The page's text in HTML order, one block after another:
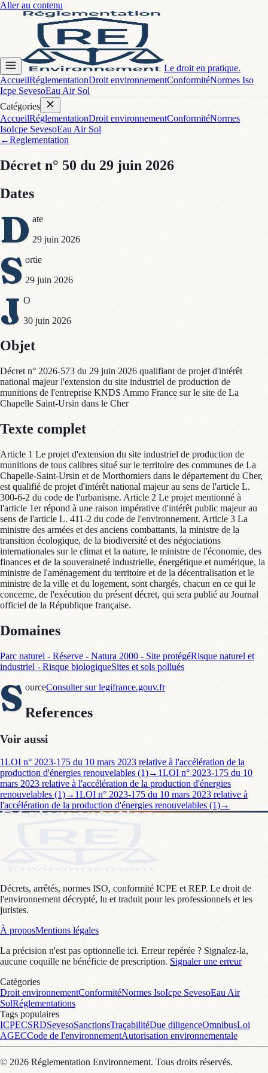
Aller au contenu
Le droit en pratique.
AccueilRéglementationDroit environnementConformitéNormes Iso
Icpe SevesoEau Air Sol
Catégories
AccueilRéglementationDroit environnementConformitéNormes
IsoIcpe SevesoEau Air Sol
←Reglementation
Décret n° 50 du 29 juin 2026
Dates
D ate
29 juin 2026
S ortie
29 juin 2026
J O
30 juin 2026
Objet
Décret n° 2026-573 du 29 juin 2026 qualifiant de projet d'intérêt
national majeur l'extension du site industriel de production de
munitions de l'entreprise KNDS Ammo France sur le site de La
Chapelle Saint-Ursin dans le Cher
Texte complet
Article 1 Le projet d'extension du site industriel de production de
munitions de tous calibres situé sur le territoire des communes de La
Chapelle-Saint-Ursin et de Morthomiers dans le département du Cher,
est qualifié de projet d'intérêt national majeur au sens de l'article L.
300-6-2 du code de l'urbanisme. Article 2 Le projet mentionné à
l'article 1er répond à une raison impérative d'intérêt public majeur au
sens de l'article L. 411-2 du code de l'environnement. Article 3 La
ministre des armées et des anciens combattants, la ministre de la
transition écologique, de la biodiversité et des négociations
internationales sur le climat et la nature, le ministre de l'économie, des
finances et de la souveraineté industrielle, énergétique et numérique, la
ministre de l'aménagement du territoire et de la décentralisation et le
ministre de la ville et du logement, sont chargés, chacun en ce qui le
concerne, de l'exécution du présent décret, qui sera publié au Journal
officiel de la République française.
Domaines
Parc naturel - Réserve - Natura 2000 - Site protégéRisque naturel et
industriel - Risque biologiqueSites et sols pollués
S ourceConsulter sur legifrance.gouv.fr
References
Voir aussi
1LOI n° 2023-175 du 10 mars 2023 relative à l'accélération de la
production d'énergies renouvelables (1)→ 1LOI n° 2023-175 du 10
mars 2023 relative à l'accélération de la production d'énergies
renouvelables (1)→ 1LOI n° 2023-175 du 10 mars 2023 relative à
l'accélération de la production d'énergies renouvelables (1)→
Décrets, arrêtés, normes ISO, conformité ICPE et REP. Le droit de
l'environnement décrypté, lu et traduit pour les professionnels et les
juristes.
À proposMentions légales
La précision n'est pas optionnelle ici. Erreur repérée ? Signalez-la,
aucune coquille ne bénéficie de prescription. Signaler une erreur
Catégories
Droit environnementConformitéNormes IsoIcpe SevesoEau Air
SolRéglementations
Tags populaires
ICPECSRDSevesoSanctionsTraçabilitéDue diligenceOmnibusLoi
AGECCode de l'environnementAutorisation environnementale
© 2026 Réglementation Environnement. Tous droits réservés.